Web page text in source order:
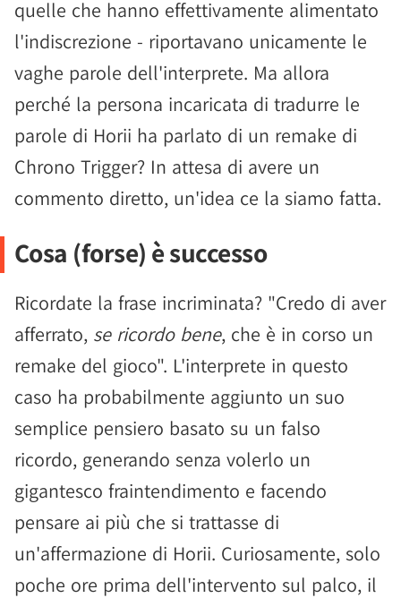
quelle che hanno effettivamente alimentato
l'indiscrezione - riportavano unicamente le
vaghe parole dell'interprete. Ma allora
perché la persona incaricata di tradurre le
parole di Horii ha parlato di un remake di
Chrono Trigger? In attesa di avere un
commento diretto, un'idea ce la siamo fatta.
Cosa (forse) è successo
Ricordate la frase incriminata? "Credo di aver
afferrato, se ricordo bene, che è in corso un
remake del gioco". L'interprete in questo
caso ha probabilmente aggiunto un suo
semplice pensiero basato su un falso
ricordo, generando senza volerlo un
gigantesco fraintendimento e facendo
pensare ai più che si trattasse di
un'affermazione di Horii. Curiosamente, solo
poche ore prima dell'intervento sul palco, il